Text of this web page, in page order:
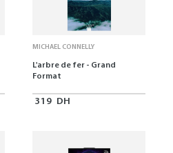
MICHAEL CONNELLY
L'arbre de fer - Grand
Format
319 DH